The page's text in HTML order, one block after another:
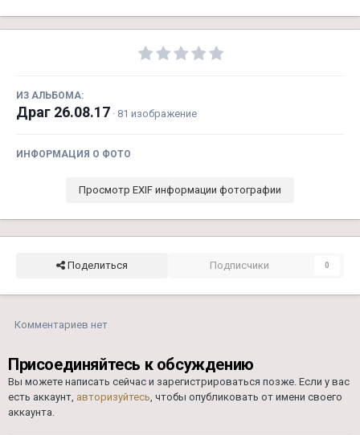
ИЗ АЛЬБОМА:
Драг 26.08.17 · 81 изображение
ИНФОРМАЦИЯ О ФОТО
Просмотр EXIF информации фотографии
Поделиться Подписчики 0
Комментариев нет
Присоединяйтесь к обсуждению
Вы можете написать сейчас и зарегистрироваться позже. Если у вас
есть аккаунт, авторизуйтесь , чтобы опубликовать от имени своего
аккаунта.